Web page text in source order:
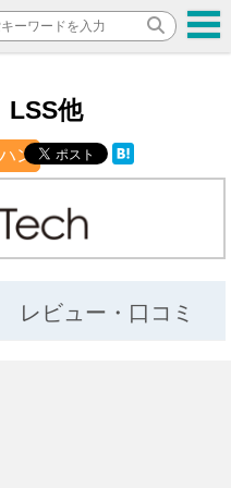
LSS他
ン
レビュー・口コミ